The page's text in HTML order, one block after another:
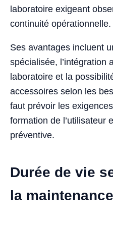
laboratoire exigeant
continuité opérationnelle.
Ses avantages incluent
spécialisée, l’intégration
laboratoire et la
accessoires selon les
faut prévoir les
formation de l’utilisateur
préventive.
Durée de vie
la maintenance